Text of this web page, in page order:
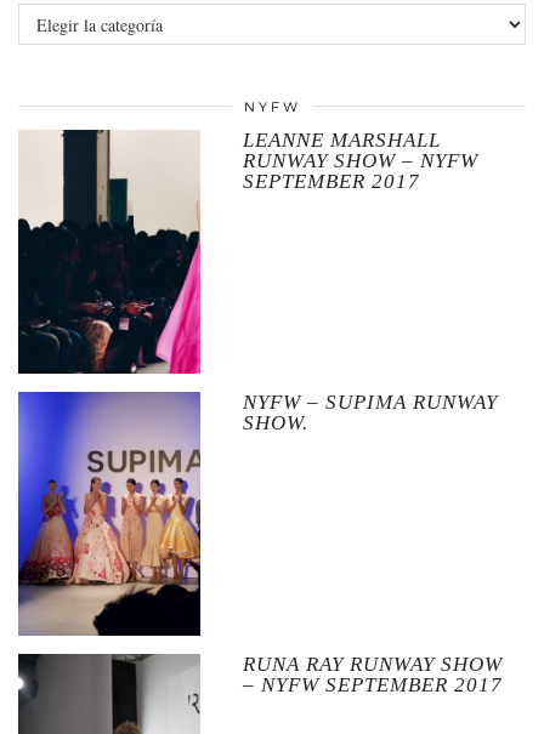
Categories
NYFW
LEANNE MARSHALL
RUNWAY SHOW – NYFW
SEPTEMBER 2017
NYFW – SUPIMA RUNWAY
SHOW.
RUNA RAY RUNWAY SHOW
– NYFW SEPTEMBER 2017